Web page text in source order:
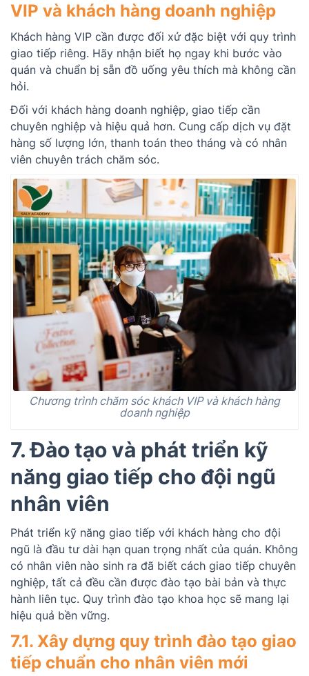
VIP và khách hàng doanh nghiệp
Khách hàng VIP cần được đối xử đặc biệt với quy trình
giao tiếp riêng. Hãy nhận biết họ ngay khi bước vào
quán và chuẩn bị sẵn đồ uống yêu thích mà không cần
hỏi.
Đối với khách hàng doanh nghiệp, giao tiếp cần
chuyên nghiệp và hiệu quả hơn. Cung cấp dịch vụ đặt
hàng số lượng lớn, thanh toán theo tháng và có nhân
viên chuyên trách chăm sóc.
Chương trình chăm sóc khách VIP và khách hàng
doanh nghiệp
7. Đào tạo và phát triển kỹ
năng giao tiếp cho đội ngũ
nhân viên
Phát triển kỹ năng giao tiếp với khách hàng cho đội
ngũ là đầu tư dài hạn quan trọng nhất của quán. Không
có nhân viên nào sinh ra đã biết cách giao tiếp chuyên
nghiệp, tất cả đều cần được đào tạo bài bản và thực
hành liên tục. Quy trình đào tạo khoa học sẽ mang lại
hiệu quả bền vững.
7.1. Xây dựng quy trình đào tạo giao
tiếp chuẩn cho nhân viên mới